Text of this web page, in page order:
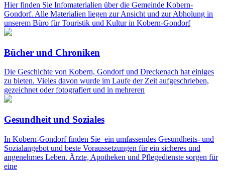
Hier finden Sie Infomaterialien über die Gemeinde Kobern-
Gondorf. Alle Materialien liegen zur Ansicht und zur Abholung in
unserem Büro für Touristik und Kultur in Kobern-Gondorf
Bücher und Chroniken
Die Geschichte von Kobern, Gondorf und Dreckenach hat einiges
zu bieten. Vieles davon wurde im Laufe der Zeit aufgeschrieben,
gezeichnet oder fotografiert und in mehreren
Gesundheit und Soziales
In Kobern-Gondorf finden Sie ein umfassendes Gesundheits- und
Sozialangebot und beste Voraussetzungen für ein sicheres und
angenehmes Leben. Ärzte, Apotheken und Pflegedienste sorgen für
eine